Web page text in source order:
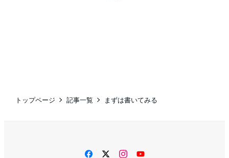
トップページ 記事一覧 まずは書いてみる
facebooktwitterinstagram
YouTube